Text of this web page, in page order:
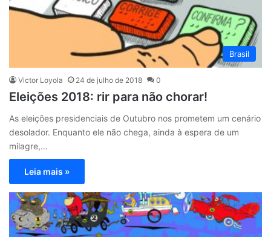
Brasil
Victor Loyola 24 de julho de 2018 0
Eleições 2018: rir para não chorar!
As eleições presidenciais de Outubro nos prometem um cenário
desolador. Enquanto ele não chega, ainda à espera de um
milagre,…
Leia mais »